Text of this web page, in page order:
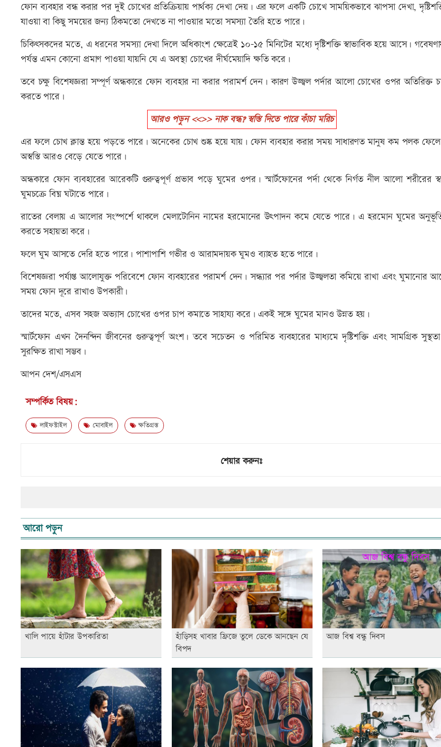
ফোন ব্যবহার বন্ধ করার পর দুই চোখের প্রতিক্রিয়ায় পার্থক্য দেখা দেয়। এর ফলে একটি চোখে সাময়িকভাবে ঝাপসা দেখা,
যাওয়া বা কিছু সময়ের জন্য ঠিকমতো দেখতে না পাওয়ার মতো সমস্যা তৈরি হতে পারে।
চিকিৎসকদের মতে, এ ধরনের সমস্যা দেখা দিলে অধিকাংশ ক্ষেত্রেই ১০-১৫ মিনিটের মধ্যে দৃষ্টিশক্তি স্বাভাবিক হয়ে আসে।
পর্যন্ত এমন কোনো প্রমাণ পাওয়া যায়নি যে এ অবস্থা চোখের দীর্ঘমেয়াদি ক্ষতি করে।
তবে চক্ষু বিশেষজ্ঞরা সম্পূর্ণ অন্ধকারে ফোন ব্যবহার না করার পরামর্শ দেন। কারণ উজ্জ্বল পর্দার আলো চোখের ওপর অতিরিক্ত
করতে পারে।
আরও পড়ুন <<>> নাক বন্ধ? স্বস্তি দিতে পারে কাঁচা মরিচ
এর ফলে চোখ ক্লান্ত হয়ে পড়তে পারে। অনেকের চোখ শুষ্ক হয়ে যায়। ফোন ব্যবহার করার সময় সাধারণত মানুষ কম পলক
অস্বস্তি আরও বেড়ে যেতে পারে।
অন্ধকারে ফোন ব্যবহারের আরেকটি গুরুত্বপূর্ণ প্রভাব পড়ে ঘুমের ওপর। স্মার্টফোনের পর্দা থেকে নির্গত নীল আলো শরীরের
ঘুমচক্রে বিঘ্ন ঘটাতে পারে।
রাতের বেলায় এ আলোর সংস্পর্শে থাকলে মেলাটোনিন নামের হরমোনের উৎপাদন কমে যেতে পারে। এ হরমোন ঘুমের
করতে সহায়তা করে।
ফলে ঘুম আসতে দেরি হতে পারে। পাশাপাশি গভীর ও আরামদায়ক ঘুমও ব্যাহত হতে পারে।
বিশেষজ্ঞরা পর্যাপ্ত আলোযুক্ত পরিবেশে ফোন ব্যবহারের পরামর্শ দেন। সন্ধ্যার পর পর্দার উজ্জ্বলতা কমিয়ে রাখা এবং ঘুমানোর
সময় ফোন দূরে রাখাও উপকারী।
তাদের মতে, এসব সহজ অভ্যাস চোখের ওপর চাপ কমাতে সাহায্য করে। একই সঙ্গে ঘুমের মানও উন্নত হয়।
স্মার্টফোন এখন দৈনন্দিন জীবনের গুরুত্বপূর্ণ অংশ। তবে সচেতন ও পরিমিত ব্যবহারের মাধ্যমে দৃষ্টিশক্তি এবং সামগ্রিক
সুরক্ষিত রাখা সম্ভব।
আপন দেশ/এসএস
সম্পর্কিত বিষয়:
লাইফস্টাইল মোবাইল ক্ষতিগ্রস্ত
শেয়ার করুনঃ
আরো পড়ুন
খালি পায়ে হাঁটার উপকারিতা
হাঁড়িসহ খাবার ফ্রিজে তুলে ডেকে আনছেন যে
বিপদ
আজ বিশ্ব বন্ধু দিবস